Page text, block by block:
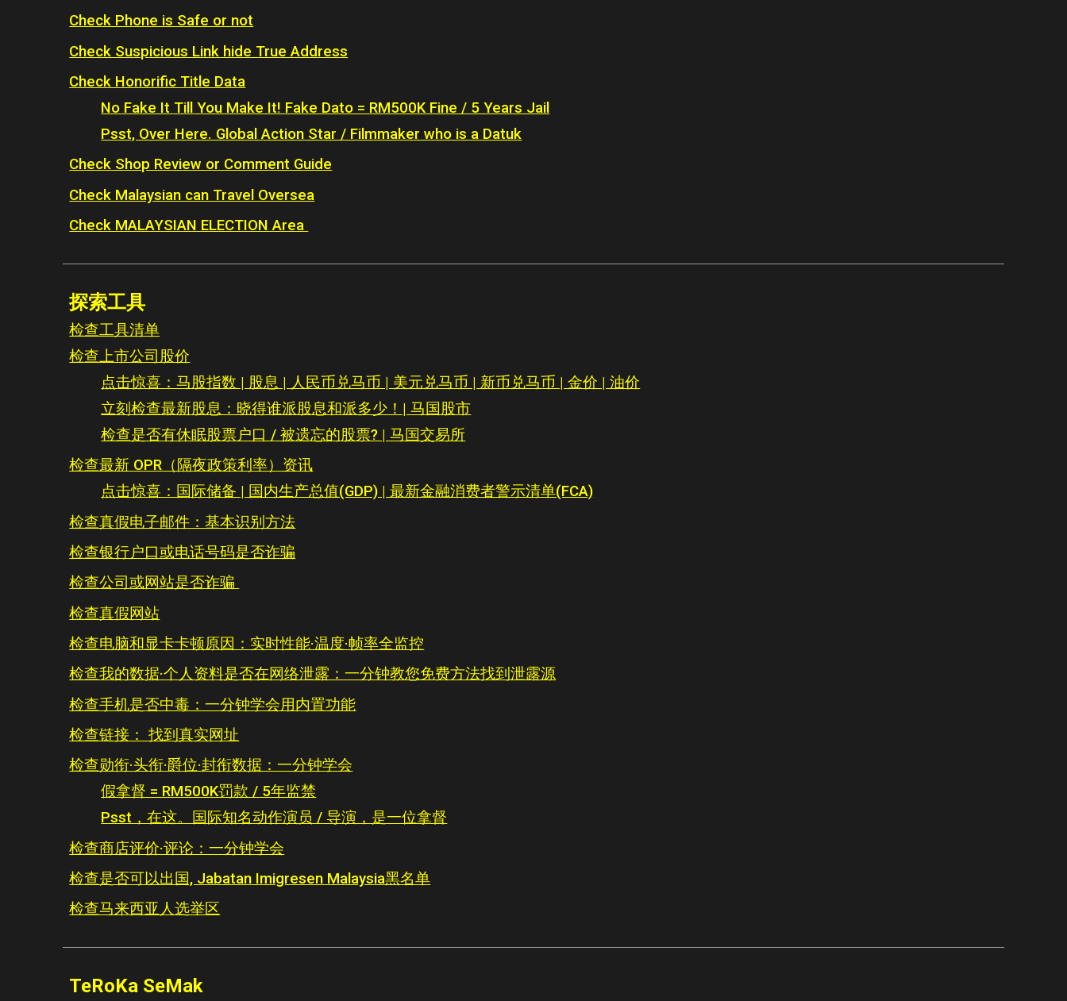
Check Phone is Safe or not
Check Suspicious Link hide True Address
Check Honorific Title Data
No Fake It Till You Make It! Fake Dato = RM500K Fine / 5 Years Jail
Psst, Over Here. Global Action Star / Filmmaker who is a Datuk
Check Shop Review or Comment Guide
Check Malaysian can Travel Oversea
Check MALAYSIAN ELECTION Area
探索工具
检查工具清单
检查上市公司股价
点击惊喜：马股指数 | 股息 | 人民币兑马币 | 美元兑马币 | 新币兑马币 | 金价 | 油价
立刻检查最新股息：晓得谁派股息和派多少！| 马国股市
检查是否有休眠股票户口 / 被遗忘的股票? | 马国交易所
检查最新 OPR（隔夜政策利率）资讯
点击惊喜：国际储备 | 国内生产总值(GDP) | 最新金融消费者警示清单(FCA)
检查真假电子邮件：基本识别方法
检查银行户口或电话号码是否诈骗
检查公司或网站是否诈骗
检查真假网站
检查电脑和显卡卡顿原因：实时性能·温度·帧率全监控
检查我的数据·个人资料是否在网络泄露：一分钟教您免费方法找到泄露源
检查手机是否中毒：一分钟学会用内置功能
检查链接： 找到真实网址
检查勋衔·头衔·爵位·封衔数据：一分钟学会
假拿督 = RM500K罚款 / 5年监禁
Psst，在这。国际知名动作演员 / 导演，是一位拿督
检查商店评价·评论：一分钟学会
检查是否可以出国, Jabatan Imigresen Malaysia黑名单
检查马来西亚人选举区
TeRoKa SeMak